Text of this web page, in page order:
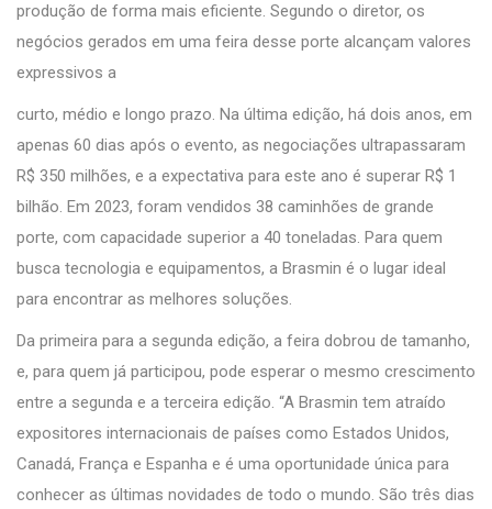
produção de forma mais eficiente. Segundo o diretor, os
negócios gerados em uma feira desse porte alcançam valores
expressivos a
curto, médio e longo prazo. Na última edição, há dois anos, em
apenas 60 dias após o evento, as negociações ultrapassaram
R$ 350 milhões, e a expectativa para este ano é superar R$ 1
bilhão. Em 2023, foram vendidos 38 caminhões de grande
porte, com capacidade superior a 40 toneladas. Para quem
busca tecnologia e equipamentos, a Brasmin é o lugar ideal
para encontrar as melhores soluções.
Da primeira para a segunda edição, a feira dobrou de tamanho,
e, para quem já participou, pode esperar o mesmo crescimento
entre a segunda e a terceira edição. “A Brasmin tem atraído
expositores internacionais de países como Estados Unidos,
Canadá, França e Espanha e é uma oportunidade única para
conhecer as últimas novidades de todo o mundo. São três dias